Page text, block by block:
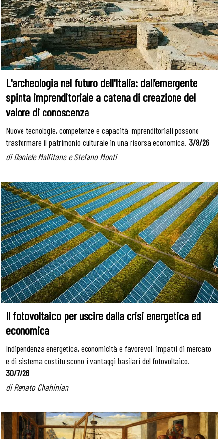
L'archeologia nel futuro dell'Italia: dall’emergente
spinta imprenditoriale a catena di creazione del
valore di conoscenza
Nuove tecnologie, competenze e capacità imprenditoriali possono
trasformare il patrimonio culturale in una risorsa economica. 3/8/26
di Daniele Malfitana e Stefano Monti
Il fotovoltaico per uscire dalla crisi energetica ed
economica
Indipendenza energetica, economicità e favorevoli impatti di mercato
e di sistema costituiscono i vantaggi basilari del fotovoltaico.
30/7/26
di Renato Chahinian